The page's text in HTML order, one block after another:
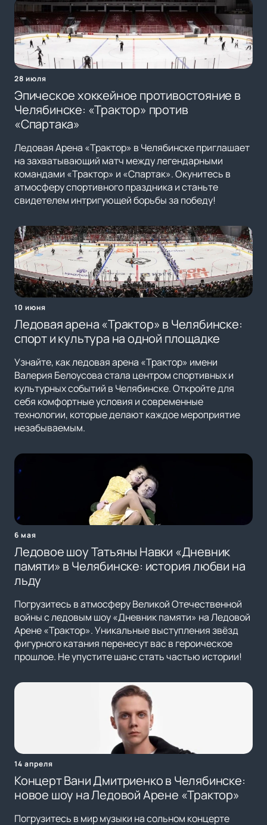
28 июля
Эпическое хоккейное противостояние в
Челябинске: «Трактор» против
«Спартака»
Ледовая Арена «Трактор» в Челябинске приглашает
на захватывающий матч между легендарными
командами «Трактор» и «Спартак». Окунитесь в
атмосферу спортивного праздника и станьте
свидетелем интригующей борьбы за победу!
10 июня
Ледовая арена «Трактор» в Челябинске:
спорт и культура на одной площадке
Узнайте, как ледовая арена «Трактор» имени
Валерия Белоусова стала центром спортивных и
культурных событий в Челябинске. Откройте для
себя комфортные условия и современные
технологии, которые делают каждое мероприятие
незабываемым.
6 мая
Ледовое шоу Татьяны Навки «Дневник
памяти» в Челябинске: история любви на
льду
Погрузитесь в атмосферу Великой Отечественной
войны с ледовым шоу «Дневник памяти» на Ледовой
Арене «Трактор». Уникальные выступления звёзд
фигурного катания перенесут вас в героическое
прошлое. Не упустите шанс стать частью истории!
14 апреля
Концерт Вани Дмитриенко в Челябинске:
новое шоу на Ледовой Арене «Трактор»
Погрузитесь в мир музыки на сольном концерте